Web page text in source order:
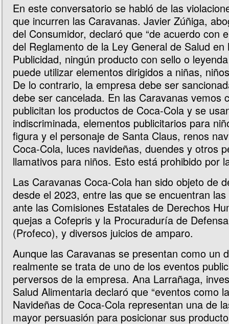
En este conversatorio se habló de las
que incurren las Caravanas. Javier Zúñiga,
del Consumidor, declaró que “de acuerdo con
del Reglamento de la Ley General de Salud en
Publicidad, ningún producto con sello o
puede utilizar elementos dirigidos a niñas,
De lo contrario, la empresa debe ser
debe ser cancelada. En las Caravanas vemos
publicitan los productos de Coca-Cola y se
indiscriminada, elementos publicitarios para
figura y el personaje de Santa Claus, renos
Coca-Cola, luces navideñas, duendes y otros
llamativos para niños. Esto está prohibido por
Las Caravanas Coca-Cola han sido objeto de
desde el 2023, entre las que se encuentran
ante las Comisiones Estatales de Derechos
quejas a Cofepris y la Procuraduría de
(Profeco), y diversos juicios de amparo.
Aunque las Caravanas se presentan como un
realmente se trata de uno de los eventos
perversos de la empresa. Ana Larrañaga,
Salud Alimentaria declaró que “eventos como
Navideñas de Coca-Cola representan una de
mayor persuasión para posicionar sus